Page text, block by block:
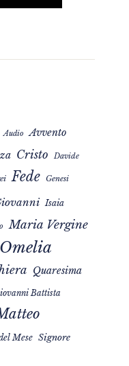
Audio Avvento
Cristo Davide
Fede Genesi
Isaia
Maria Vergine
Omelia
Quaresima
Battista
Mese Signore